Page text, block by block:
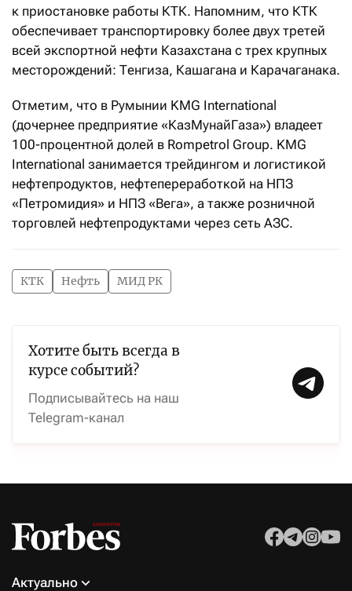
к приостановке работы КТК. Напомним, что КТК
обеспечивает транспортировку более двух третей
всей экспортной нефти Казахстана с трех крупных
месторождений: Тенгиза, Кашагана и Карачаганака.
Отметим, что в Румынии KMG International
(дочернее предприятие «КазМунайГаза») владеет
100-процентной долей в Rompetrol Group. KMG
International занимается трейдингом и логистикой
нефтепродуктов, нефтепереработкой на НПЗ
«Петромидия» и НПЗ «Вега», а также розничной
торговлей нефтепродуктами через сеть АЗС.
КТК Нефть МИД РК
Хотите быть всегда в
курсе событий?
Подписывайтесь на наш
Telegram-канал
Актуально